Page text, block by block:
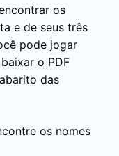
os
e de seus três
pode jogar
o PDF
das
os nomes